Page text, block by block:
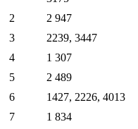
2 2 947
3
2239, 3447
4
1 307
5
2 489
6
1427, 2226, 4013
7
1 834